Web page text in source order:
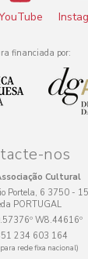
financiada por:
nos
Cultural
Portela, 6 3750 -
PORTUGAL
W8.44616º
234 603 164
rede fixa nacional)